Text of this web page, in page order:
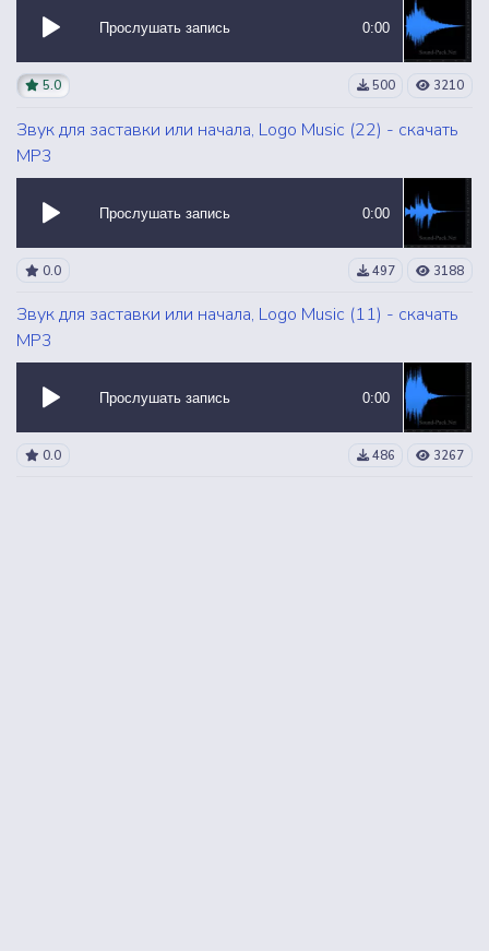
Прослушать запись 0:00
5.0 500 3210
Звук для заставки или начала, Logo Music (22) - скачать
MP3
Прослушать запись 0:00
0.0 497 3188
Звук для заставки или начала, Logo Music (11) - скачать
MP3
Прослушать запись 0:00
0.0 486 3267